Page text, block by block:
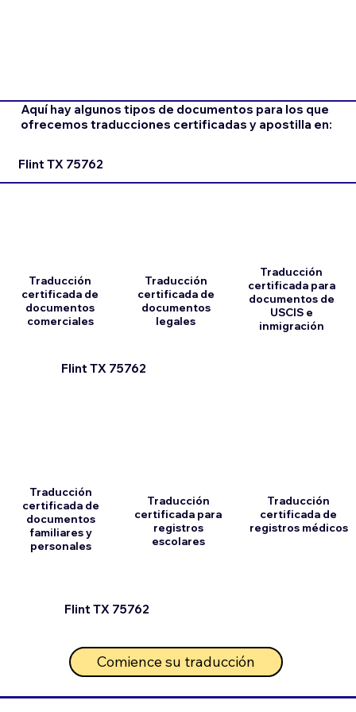
Aquí hay algunos tipos de documentos para los que
ofrecemos traducciones certificadas y apostilla en:
Flint TX 75762
Flint TX 75762
Traducción
certificada de
documentos
comerciales
Traducción
certificada de
documentos
familiares y
personales
Traducción
certificada de
documentos
legales
Traducción
certificada para
registros
escolares
Comience su traducción
Flint TX 75762
Traducción
certificada para
documentos de
USCIS e
inmigración
Traducción
certificada de
registros médicos